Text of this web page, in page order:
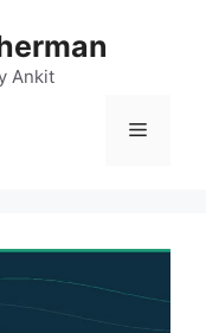
Ankit
Menu